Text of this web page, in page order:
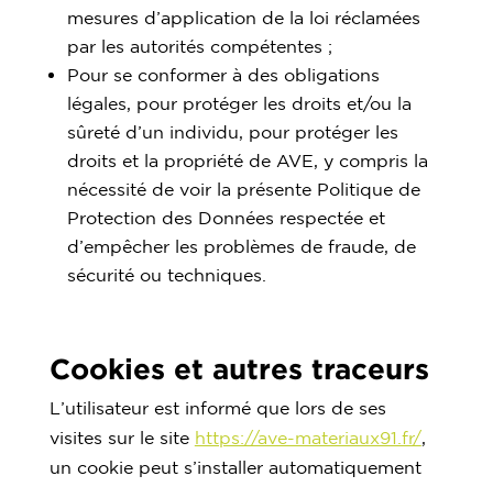
mesures d’application de la loi réclamées
par les autorités compétentes ;
Pour se conformer à des obligations
légales, pour protéger les droits et/ou la
sûreté d’un individu, pour protéger les
droits et la propriété de AVE, y compris la
nécessité de voir la présente Politique de
Protection des Données respectée et
d’empêcher les problèmes de fraude, de
sécurité ou techniques.
Cookies et autres traceurs
L’utilisateur est informé que lors de ses
visites sur le site https://ave-materiaux91.fr/,
un cookie peut s’installer automatiquement